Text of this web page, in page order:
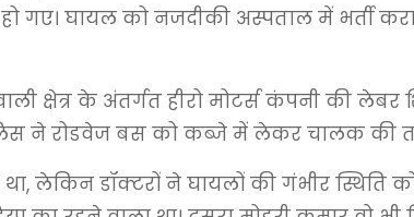
गए। घायल को नजदीकी अस्पताल में भर्ती
क्षेत्र के अंतर्गत हीरो मोटर्स कंपनी की
ने रोडवेज बस को कब्जे में लेकर चालक की
लेकिन डॉक्टरों ने घायलों की गंभीर